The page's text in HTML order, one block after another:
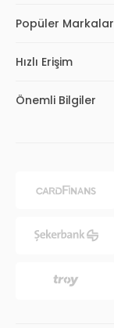
Popüler Markalar
Hızlı Erişim
Önemli Bilgiler